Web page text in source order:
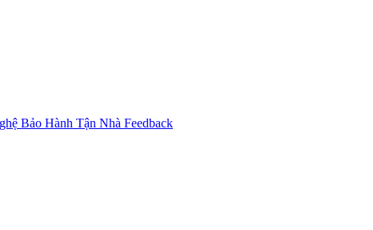
Bảo Hành Tận Nhà Feedback